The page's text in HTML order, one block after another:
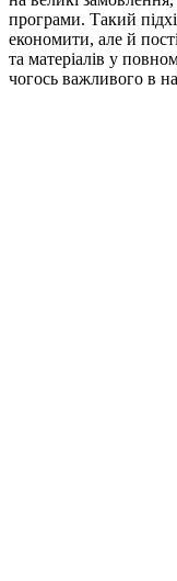
програми. Такий
економити, але й
та матеріалів у
чогось важливого в